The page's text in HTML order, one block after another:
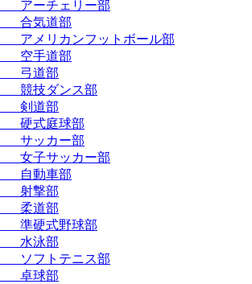
アーチェリー部
合気道部
アメリカンフットボール部
空手道部
弓道部
競技ダンス部
剣道部
硬式庭球部
サッカー部
女子サッカー部
自動車部
射撃部
柔道部
準硬式野球部
水泳部
ソフトテニス部
卓球部